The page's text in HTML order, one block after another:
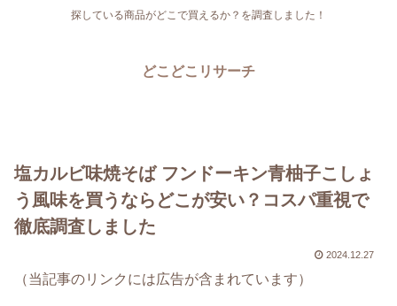
探している商品がどこで買えるか？を調査しました！
どこどこリサーチ
塩カルビ味焼そば フンドーキン青柚子こしょ
う風味を買うならどこが安い？コスパ重視で
徹底調査しました
2024.12.27
（当記事のリンクには広告が含まれています）